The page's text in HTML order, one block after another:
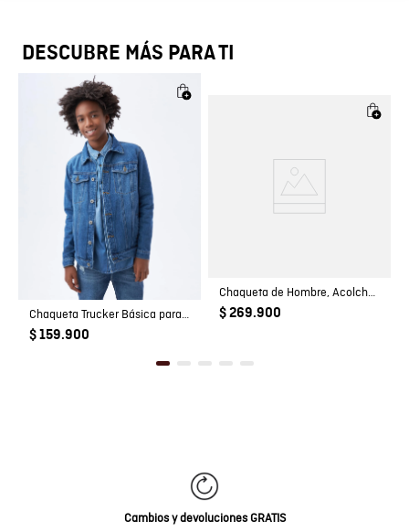
DESCUBRE MÁS PARA TI
Chaqueta Trucker Básica para Niño
$ 159.900
Chaqueta de Hombre, Acolchada - TOGS
$ 269.900
Cambios y devoluciones GRATIS